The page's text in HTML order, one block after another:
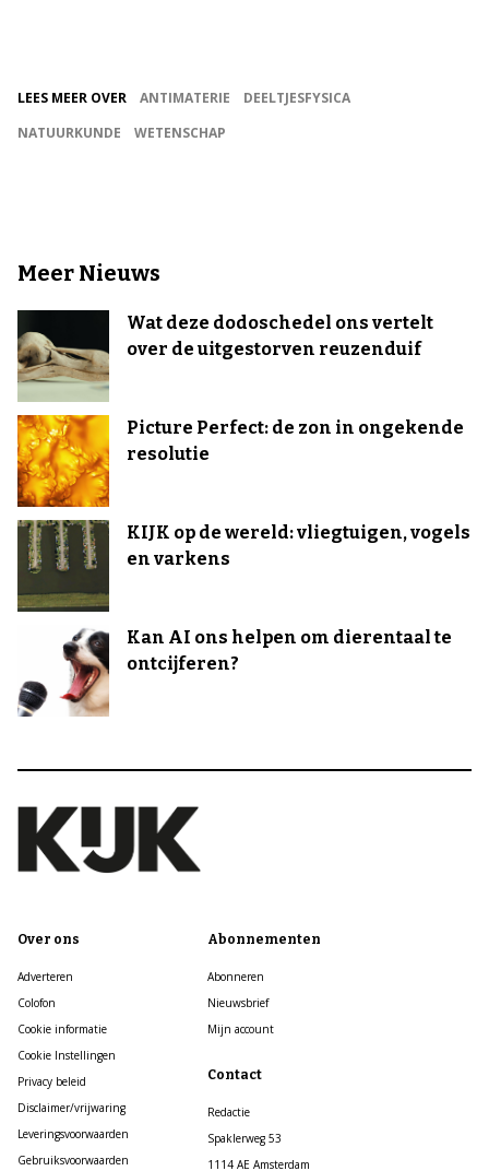
LEES MEER OVER ANTIMATERIE
DEELTJESFYSICA
NATUURKUNDE
WETENSCHAP
Meer Nieuws
Wat deze dodoschedel ons vertelt
over de uitgestorven reuzenduif
Picture Perfect: de zon in ongekende
resolutie
KIJK op de wereld: vliegtuigen, vogels
en varkens
Kan AI ons helpen om dierentaal te
ontcijferen?
Over ons
Adverteren
Colofon
Cookie informatie
Cookie Instellingen
Privacy beleid
Disclaimer/vrijwaring
Leveringsvoorwaarden
Gebruiksvoorwaarden
Abonnementen
Abonneren
Nieuwsbrief
Mijn account
Contact
Redactie
Spaklerweg 53
1114 AE Amsterdam